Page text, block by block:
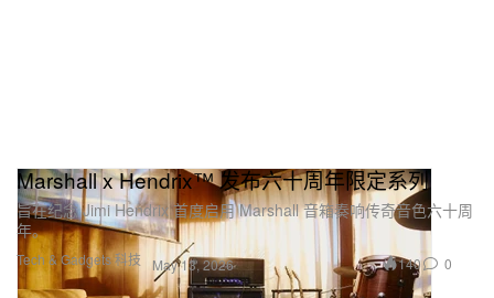
Tech & Gadgets 科技
Marshall x Hendrix™ 发布六十周年限定系列
旨在纪念 Jimi Hendrix 首度启用 Marshall 音箱奏响传奇音色六十周
年。
May 13, 2026 140 0